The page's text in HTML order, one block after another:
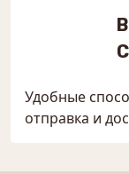
Удобные
отправка и